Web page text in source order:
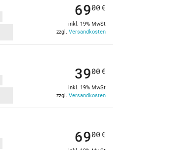
6900 €
inkl. 19% MwSt
zzgl. Versandkosten
3900 €
inkl. 19% MwSt
zzgl. Versandkosten
6900 €